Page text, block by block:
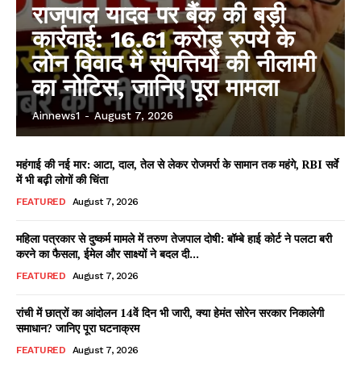
Facebook
X WhatsApp
Share
राजपाल यादव पर बैंक की बड़ी
कार्रवाई: 16.61 करोड़ रुपये के
लोन विवाद में संपत्तियों की नीलामी
का नोटिस, जानिए पूरा मामला
Ainnews1 - August 7, 2026
महंगाई की नई मार: आटा, दाल, तेल से लेकर रोजमर्रा के सामान तक महंगे, RBI सर्वे
में भी बढ़ी लोगों की चिंता
FEATURED August 7, 2026
महिला पत्रकार से दुष्कर्म मामले में तरुण तेजपाल दोषी: बॉम्बे हाई कोर्ट ने पलटा बरी
करने का फैसला, ईमेल और साक्ष्यों ने बदल दी...
FEATURED August 7, 2026
रांची में छात्रों का आंदोलन 14वें दिन भी जारी, क्या हेमंत सोरेन सरकार निकालेगी
समाधान? जानिए पूरा घटनाक्रम
FEATURED August 7, 2026